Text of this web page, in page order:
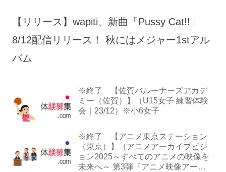
【リリース】wapiti、新曲「Pussy Cat!!」
8/12配信リリース！ 秋にはメジャー1stアル
バム
※終了 【佐賀バルーナーズアカデ
ミー（佐賀）】（U15女子 練習体験
会｜23/12）※小6女子
※終了 【アニメ東京ステーション
（東京）】（アニメアーカイブビジ
ョン2025～すべてのアニメの映像を
未来へ～ 第3弾『アニメ映像アーカ